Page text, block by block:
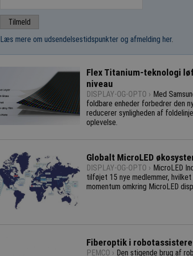
Læs mere om udsendelsestidspunkter og afmelding her.
Flex Titanium-teknologi
niveau
DISPLAY-OG-OPTO › Med
foldbare enheder forbedrer den
reducerer synligheden af
oplevelse.
Globalt MicroLED
DISPLAY-OG-OPTO › MicroLED
tilføjet 15 nye medlemmer,
momentum omkring MicroLED
Fiberoptik i
PEMCO › Den stigende brug af